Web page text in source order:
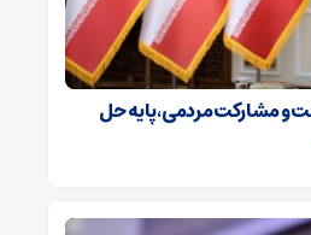
مشارکت مردمی، پایه حل